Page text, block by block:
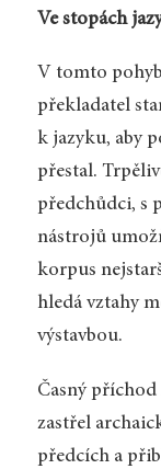
Ve stopách
V tomto
překladatel
k jazyku, aby
přestal.
předchůdci, s
nástrojů
korpus
hledá vztahy
výstavbou.
Časný
zastřel
předcích a